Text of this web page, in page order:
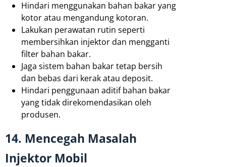
Hindari menggunakan bahan bakar yang
kotor atau mengandung kotoran.
Lakukan perawatan rutin seperti
membersihkan injektor dan mengganti
filter bahan bakar.
Jaga sistem bahan bakar tetap bersih
dan bebas dari kerak atau deposit.
Hindari penggunaan aditif bahan bakar
yang tidak direkomendasikan oleh
produsen.
14. Mencegah Masalah
Injektor Mobil